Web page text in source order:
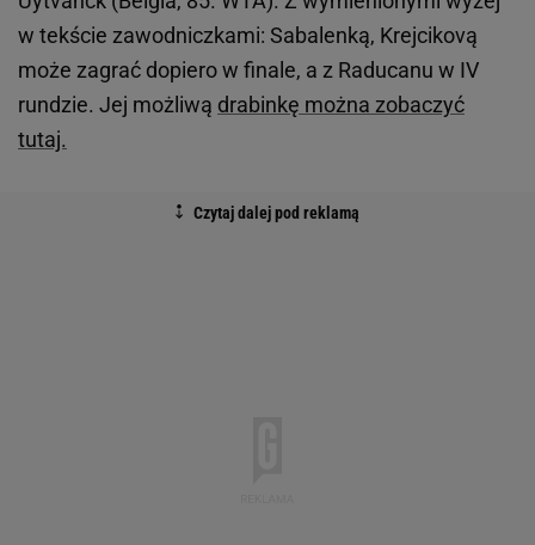
w tekście zawodniczkami: Sabalenką, Krejcikovą
może zagrać dopiero w finale, a z Raducanu w IV
rundzie. Jej możliwą drabinkę można zobaczyć
tutaj.